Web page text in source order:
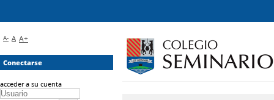
A- A A+
Conectarse
acceder a su cuenta